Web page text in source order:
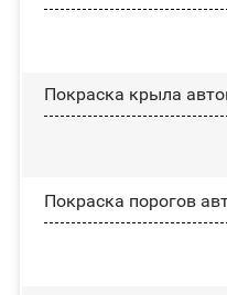
Покраска крыла
Покраска порогов